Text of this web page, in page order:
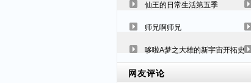
仙王的日常生活第五季
师兄啊师兄
哆啦A梦之大雄的新宇宙开拓史
网友评论